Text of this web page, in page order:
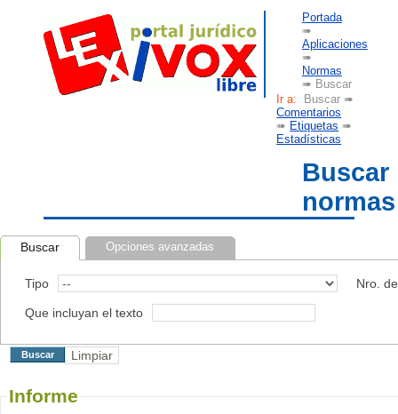
Portada
➠
Aplicaciones
➠
Normas
➠ Buscar
Ir a: Buscar ➠
Comentarios
➠ Etiquetas ➠
Estadísticas
Buscar
normas
Buscar Opciones avanzadas
Tipo Nro.
Que incluyan el texto
Informe